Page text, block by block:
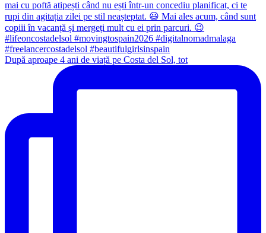
După aproape 4 ani de viață pe Costa del Sol, tot